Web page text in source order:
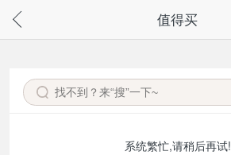
请通过微信或支付宝搜“奇兔客小程序”访问
值得买
系统繁忙,请稍后再试!